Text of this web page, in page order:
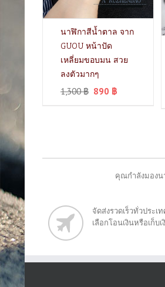
นาฬิกาสีน้ำตาล จาก
GUOU หน้าปัด
เหลี่ยมขอบมน สวย
ลงตัวมากๆ
1,300฿ 890 ฿
คุณกำลังมองน
จัดส่งรวดเร็วทั่วประเ
เลือกโอนเงินหรือเก็บ